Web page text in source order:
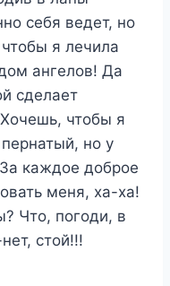
себя ведет, но
я лечила
ангелов! Да
сделает
чтобы я
но у
каждое доброе
меня, ха-ха!
Что, погоди, в
стой!!!